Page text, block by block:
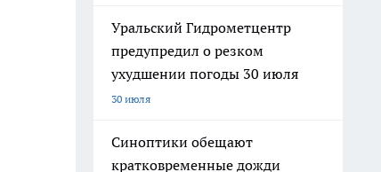
Уральский Гидрометцентр
предупредил о резком
ухудшении погоды 30 июля
30 июля
Синоптики обещают
кратковременные дожди